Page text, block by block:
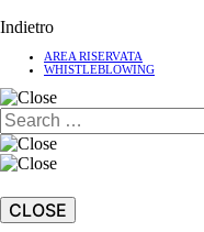
Indietro
AREA RISERVATA
WHISTLEBLOWING
CLOSE